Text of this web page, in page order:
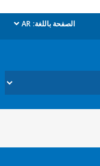
الصفحة باللغة: AR
dropdown